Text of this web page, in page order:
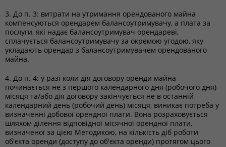
3. До п. 3: витрати на утримання орендованого майна
компенсуються орендарем балансоутримувачу, а плата за
послуги, які надає балансоутримувач орендареві,
сплачується балансоутримувачу за окремою угодою, яку
укладають орендар з балансоутримувачем орендованого
майна.
4. До п. 4: у разі коли дія договору оренди майна
починається не з першого календарного дня (робочого дня)
місяця та/або дія договору закінчується не в останній
календарний день (робочий день) місяця, виникає потреба у
визначенні добової орендної плати. Вона розраховується
шляхом ділення відповідної місячної орендної плати,
визначеної за цією Методикою, на кількість діб роботи
об'єкта оренди (доступу до об'єкта оренди) протягом цього